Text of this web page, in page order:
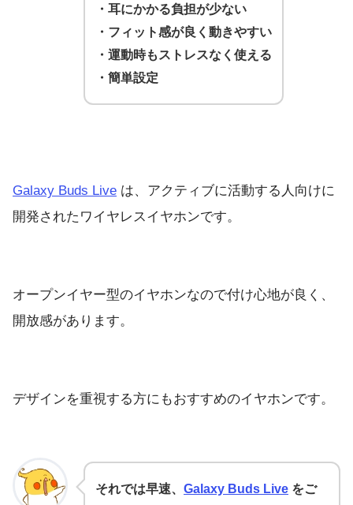
・耳にかかる負担が少ない
・フィット感が良く動きやすい
・運動時もストレスなく使える
・簡単設定
Galaxy Buds Live は、アクティブに活動する人向けに
開発されたワイヤレスイヤホンです。
オープンイヤー型のイヤホンなので付け心地が良く、
開放感があります。
デザインを重視する方にもおすすめのイヤホンです。
それでは早速、 Galaxy Buds Live をご